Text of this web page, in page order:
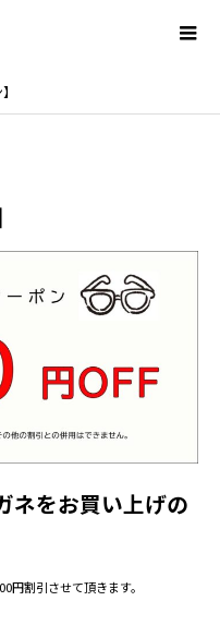
ネをお買い上げの
円割引させて頂きます。